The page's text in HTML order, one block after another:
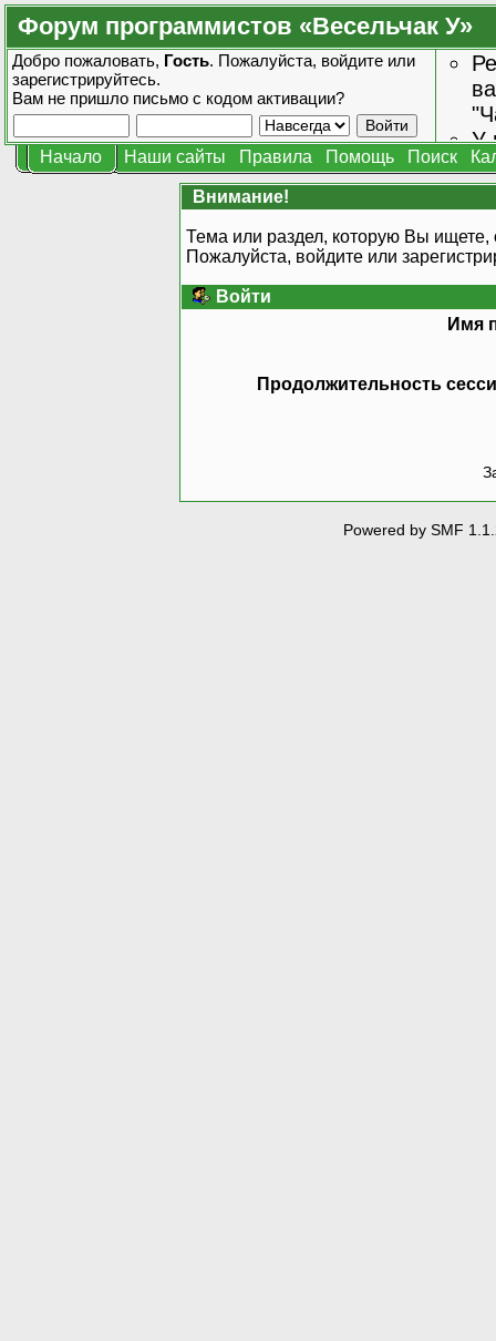
Форум программистов «Весельчак У»
Добро пожаловать, Гость. Пожалуйста, войдите или
зарегистрируйтесь.
Вам не пришло письмо с кодом активации?
У
Начало Наши сайты Правила Помощь Поиск
Внимание!
Тема или раздел, которую Вы ищете,
Пожалуйста, войдите или
Войти
Имя
Продолжительность
Powered by SMF